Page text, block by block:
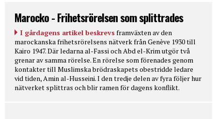
Marocko - Frihetsrörelsen som splittrades
I gårdagens artikel beskrevs framväxten av den
marockanska frihetsrörelsens nätverk från Genève 1930 till
Kairo 1947. Där ledarna al-Fassi och Abd el-Krim utgör två
grenar av samma rörelse. En rörelse som förenades genom
kontakter till Muslimska brödraskapets obestridde ledare
vid tiden, Amin al-Husseini. I den tredje delen av fyra följer hur
nätverket splittras och blir ramen för dagens konflikt.